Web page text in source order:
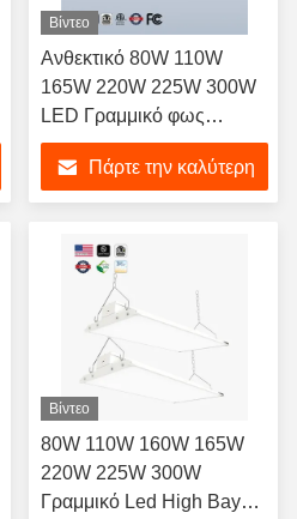
Βίντεο
Ανθεκτικό 80W 110W
165W 220W 225W 300W
LED Γραμμικό φως
υψηλής αποβάθρας με
αναστολή εγκατάστασης
13000lm Αλουμινίου
Πάρτε την καλύτερη
Βίντεο
80W 110W 160W 165W
220W 225W 300W
Γραμμικό Led High Bay